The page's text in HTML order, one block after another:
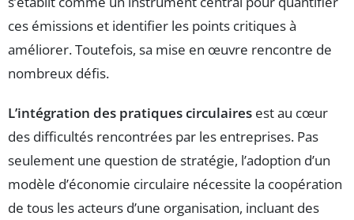
ces émissions et identifier les points critiques à
améliorer. Toutefois, sa mise en œuvre rencontre de
nombreux défis.
L’intégration des pratiques circulaires est au cœur
des difficultés rencontrées par les entreprises. Pas
seulement une question de stratégie, l’adoption d’un
modèle d’économie circulaire nécessite la coopération
de tous les acteurs d’une organisation, incluant des